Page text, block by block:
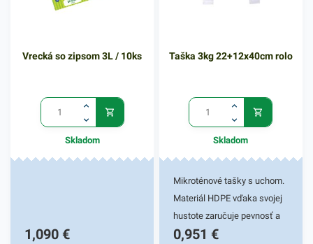
Vyznačujú sa vysokou
najmä na zväzovanie,
časopisov, krabičiek a
podobne. Balenie obsahuje
50g gumičiek v červenom
farebnom prevedení a
Vrecká so zipsom 3L / 10ks
Skladom
1,090 €
Taška 3kg 22+12x40cm rolo
Skladom
Mikroténové tašky s uchom.
Materiál HDPE vďaka svojej
hustote zaručuje pevnosť a
odolnosť. Je netoxický, preto
0,951 €